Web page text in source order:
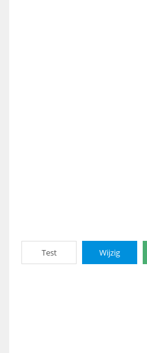
Test Wijzig